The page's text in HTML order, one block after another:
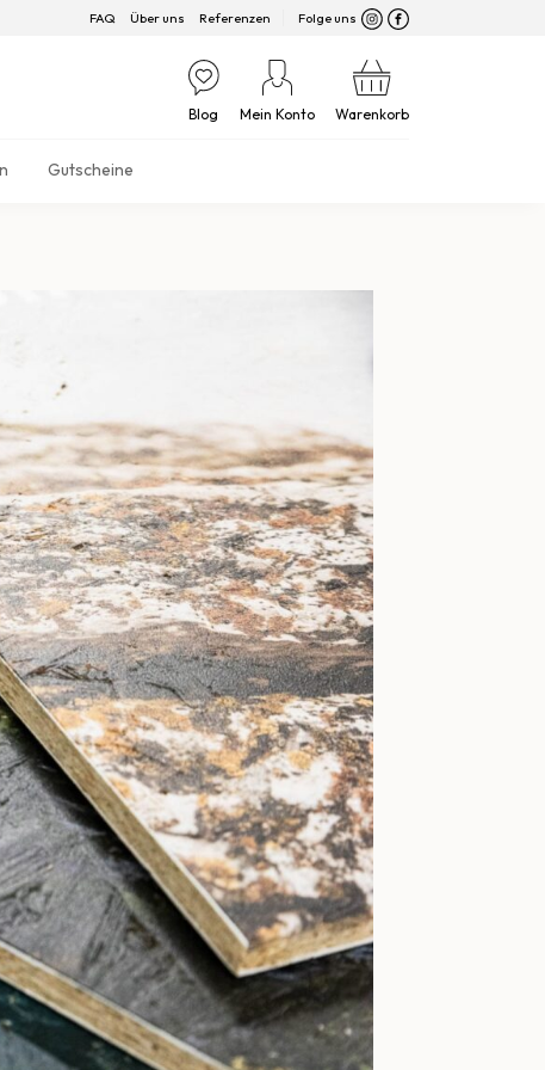
FAQ Über uns Referenzen Folge uns
Blog Mein Konto Warenkorb
Gutscheine